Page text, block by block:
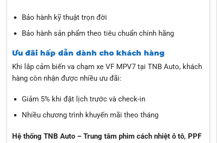
Bảo hành kỹ thuật trọn đời
Bảo hành sản phẩm theo tiêu chuẩn chính hãng
Ưu đãi hấp dẫn dành cho khách hàng
Khi lắp cảm biến va chạm xe VF MPV7 tại TNB Auto, khách
hàng còn nhận được nhiều ưu đãi:
Giảm 5% khi đặt lịch trước và check-in
Nhiều chương trình khuyến mãi theo tháng
Hệ thống TNB Auto – Trung tâm phim cách nhiệt ô tô, PPF